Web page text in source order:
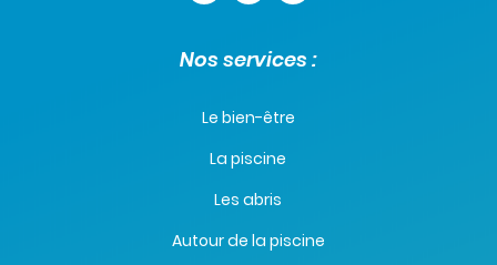
Nos services :
Le bien-être
La piscine
Les abris
Autour de la piscine